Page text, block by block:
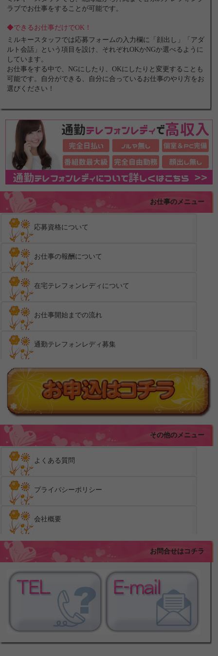
ラブでお仕事をすることが可能です。
◆できるお仕事だけでOK！
ミルキースタッフでは応募フォームの入力欄に「顔出し」「アダ
ルト会話」という項目を設け、それぞれOKかNGか選べるように
しています。
お仕事をする中で、NGにしたり、OKにしたりと変更することも
可能です。自分ができる、自分に合っているお仕事のやり方をお
選びください！
お仕事のメニュー
応募資格について
お仕事の報酬について
在宅テレフォンレディについて
お仕事開始までの流れ
通勤テレフォンレディ募集
その他のメニュー
よくある質問
プライバシーポリシー
会社概要
お問合せはコチラ